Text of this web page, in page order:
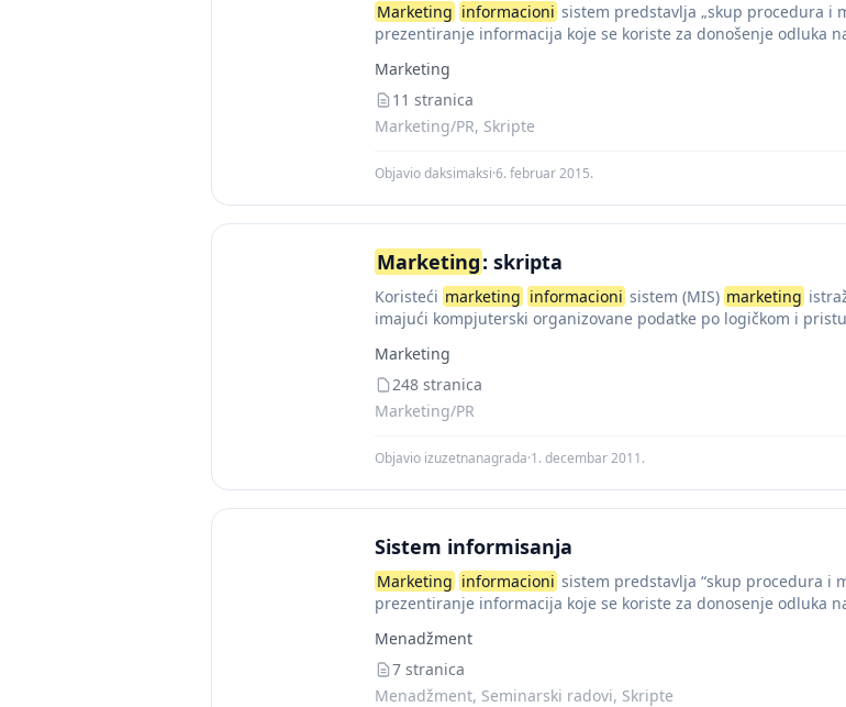
Marketing informacioni sistem predstavlja „skup procedura i
prezentiranje informacija koje se koriste za donošenje odluka
Marketing
11 stranica
Marketing/PR, Skripte
Objavio daksimaksi·6. februar 2015.
Marketing: skripta
Koristeći marketing informacioni sistem (MIS) marketing
imajući kompjuterski organizovane podatke po logičkom i
Marketing
248 stranica
Marketing/PR
Objavio izuzetnanagrada·1. decembar 2011.
Sistem informisanja
Marketing informacioni sistem predstavlja “skup procedura i
prezentiranje informacija koje se koriste za donosenje odluka
Menadžment
7 stranica
Menadžment, Seminarski radovi, Skripte